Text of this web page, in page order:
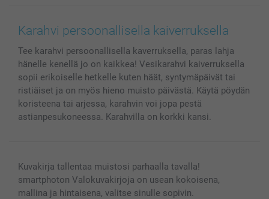
Valokuvat, Julisteet & Taskukirjat
Kännykkä & Tabletti
MyNameBook
Kuvakalenterit & Päivyrit
Valokuvakehykset & Lisätarvikkeet
Lahjakortti
Kaikki kuvatuotteet
Evästekäytäntö
Ehdot/takuut
Investor Relations
100% tyytyväisyystakuu
smartbonus
Hinnat & maksutavat
Tilausten tila
Karahvi persoonallisella kaiverruksella
Tee karahvi persoonallisella kaverruksella, paras lahja
hänelle kenellä jo on kaikkea! Vesikarahvi kaiverruksella
sopii erikoiselle hetkelle kuten häät, syntymäpäivät tai
ristiäiset ja on myös hieno muisto päivästä. Käytä pöydän
koristeena tai arjessa, karahvin voi jopa pestä
astianpesukoneessa. Karahvilla on korkki kansi.
Kuvakirja tallentaa muistosi parhaalla tavalla!
smartphoton Valokuvakirjoja on usean kokoisena,
mallina ja hintaisena, valitse sinulle sopivin.